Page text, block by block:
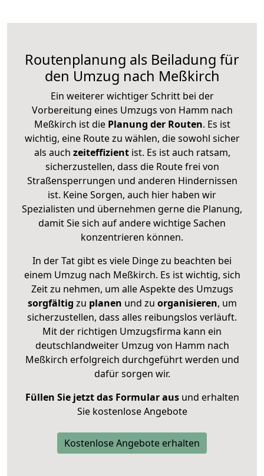
Routenplanung als Beiladung für
den Umzug nach Meßkirch
Ein weiterer wichtiger Schritt bei der
Vorbereitung eines Umzugs von Hamm nach
Meßkirch ist diePlanung der Routen. Es ist
wichtig, eine Route zu wählen, die sowohl sicher
als auch zeiteffizientist. Es ist auch ratsam,
sicherzustellen, dass die Route frei von
Straßensperrungen und anderen Hindernissen
ist. Keine Sorgen, auch hier haben wir
Spezialisten und übernehmen gerne die Planung,
damit Sie sich auf andere wichtige Sachen
konzentrieren können.
In der Tat gibt es viele Dinge zu beachten bei
einem Umzug nach Meßkirch. Es ist wichtig, sich
Zeit zu nehmen, um alle Aspekte des Umzugs
sorgfältig zu planen und zu organisieren, um
sicherzustellen, dass alles reibungslos verläuft.
Mit der richtigen Umzugsfirma kann ein
deutschlandweiter Umzug von Hamm nach
Meßkirch erfolgreich durchgeführt werden und
dafür sorgen wir.
Füllen Sie jetzt das Formular ausund erhalten
Sie kostenlose Angebote
Kostenlose Angebote erhalten